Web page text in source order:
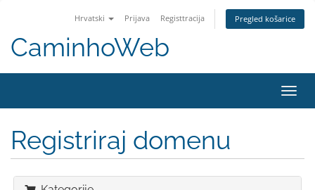
Hrvatski Prijava Registtracija Pregled košarice
CaminhoWeb
Registriraj domenu